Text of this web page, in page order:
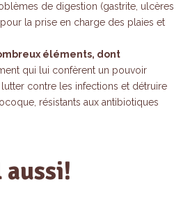
de digestion (gastrite, ulcères
pour la prise en charge des plaies et
éléments, dont
qui lui confèrent un pouvoir
contre les infections et détruire
résistants aux antibiotiques